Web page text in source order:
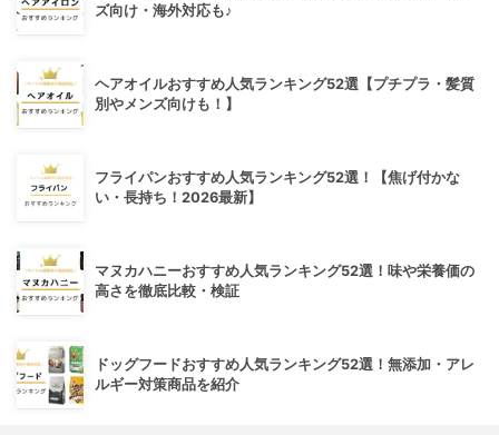
ズ向け・海外対応も♪
ヘアオイルおすすめ人気ランキング52選【プチプラ・髪質
別やメンズ向けも！】
フライパンおすすめ人気ランキング52選！【焦げ付かな
い・長持ち！2026最新】
マヌカハニーおすすめ人気ランキング52選！味や栄養価の
高さを徹底比較・検証
ドッグフードおすすめ人気ランキング52選！無添加・アレ
ルギー対策商品を紹介